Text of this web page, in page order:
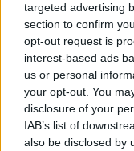
targeted advertising
section to confirm
opt-out request is
interest-based ads
us or personal
your opt-out. You
disclosure of your
IAB’s list of
also be disclosed by
Manapság a
és a Microsoft
azonban nem így
Bethesda egy
indie alkotók
még nem voltak
disztribúciós